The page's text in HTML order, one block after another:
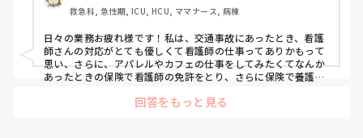
救急科, 急性期, ICU, HCU, ママナース, 病棟
日々の業務お疲れ様です！私は、交通事故にあったとき、看護
師さんの対応がとても優しくて看護師の仕事ってありかもって
思い、さらに、アパレルやカフェの仕事をしてみたくてなんか
あったときの保険で看護師の免許をとり、さらに保険で養護教
回答をもっと見る